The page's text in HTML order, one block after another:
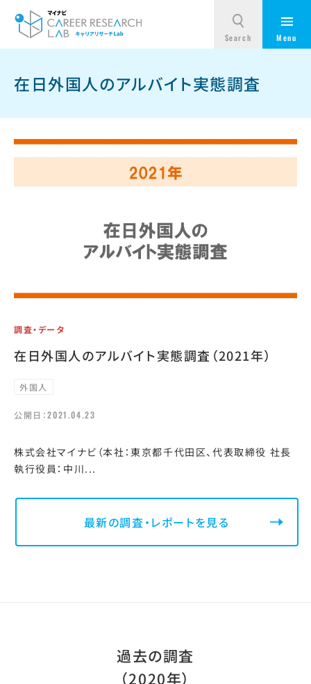
在日外国人のアルバイト実態調査
調査・データ
在日外国人のアルバイト実態調査（2021年）
外国人
公開日：2021.04.23
株式会社マイナビ（本社：東京都千代田区、代表取締役 社長
執行役員：中川...
最新の調査・レポートを見る
過去の調査
（2020年）